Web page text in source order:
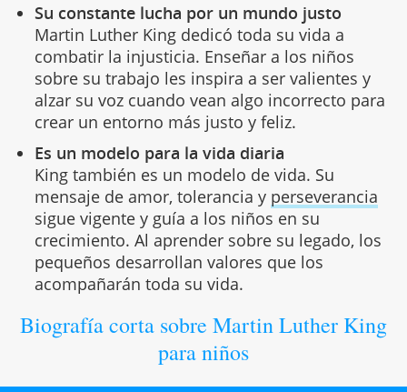
Su constante lucha por un mundo justo
Martin Luther King dedicó toda su vida a
combatir la injusticia. Enseñar a los niños
sobre su trabajo les inspira a ser valientes y
alzar su voz cuando vean algo incorrecto para
crear un entorno más justo y feliz.
Es un modelo para la vida diaria
King también es un modelo de vida. Su
mensaje de amor, tolerancia y perseverancia
sigue vigente y guía a los niños en su
crecimiento. Al aprender sobre su legado, los
pequeños desarrollan valores que los
acompañarán toda su vida.
Biografía corta sobre Martin Luther King
para niños